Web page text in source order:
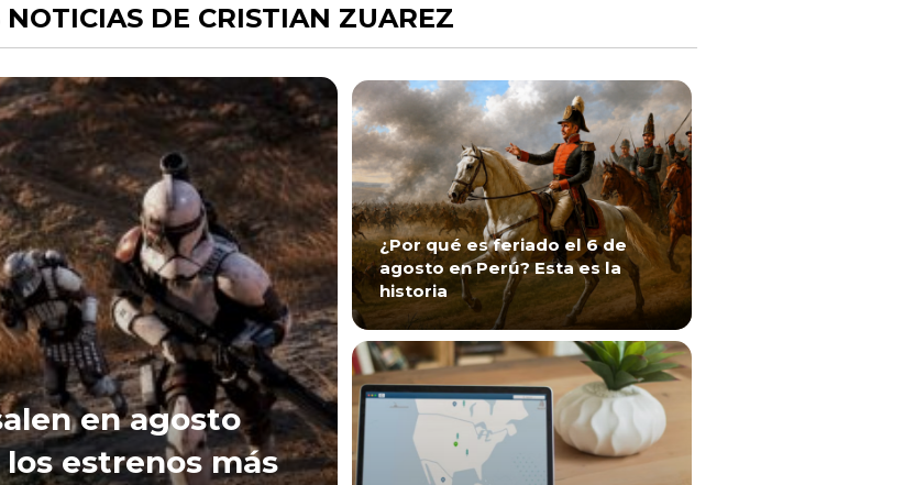
NOTICIAS DE CRISTIAN ZUAREZ
en agosto
estrenos más
¿Por qué es feriado el 6 de
agosto en Perú? Esta es la
historia